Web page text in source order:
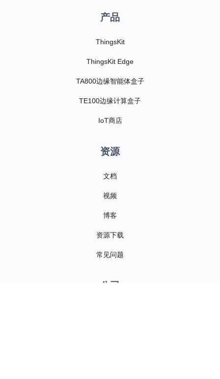
产品
ThingsKit
ThingsKit Edge
TA800边缘智能体盒子
TE100边缘计算盒子
IoT商店
资源
文档
视频
博客
资源下载
常见问题
公司